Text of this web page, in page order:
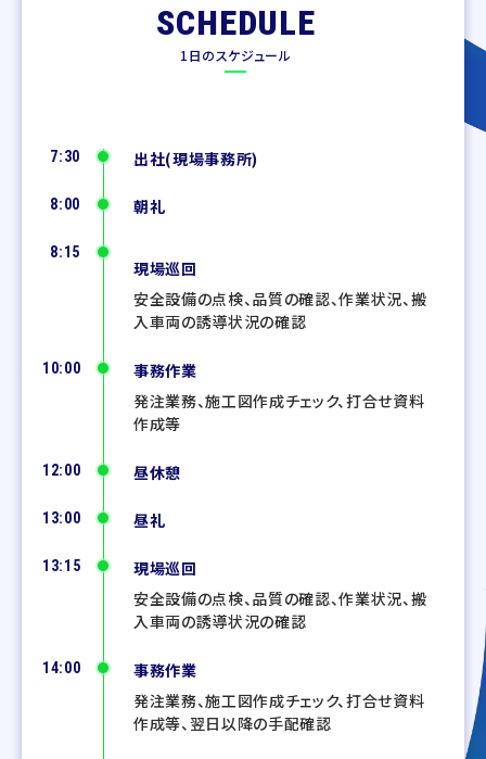
SCHEDULE
1日のスケジュール
7:30 出社(現場事務所)
8:00 朝礼
8:15
現場巡回
安全設備の点検、品質の確認、作業状況、搬
入車両の誘導状況の確認
10:00
事務作業
発注業務、施工図作成チェック、打合せ資料
作成等
12:00 昼休憩
13:00 昼礼
13:15
現場巡回
安全設備の点検、品質の確認、作業状況、搬
入車両の誘導状況の確認
14:00
事務作業
発注業務、施工図作成チェック、打合せ資料
作成等、翌日以降の手配確認